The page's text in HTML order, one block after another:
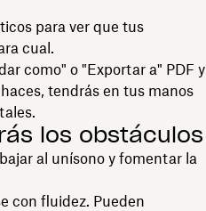
para ver que tus
cual.
como" o "Exportar a" PDF y
tendrás en tus manos
los obstáculos
al unísono y fomentar la
con fluidez. Pueden